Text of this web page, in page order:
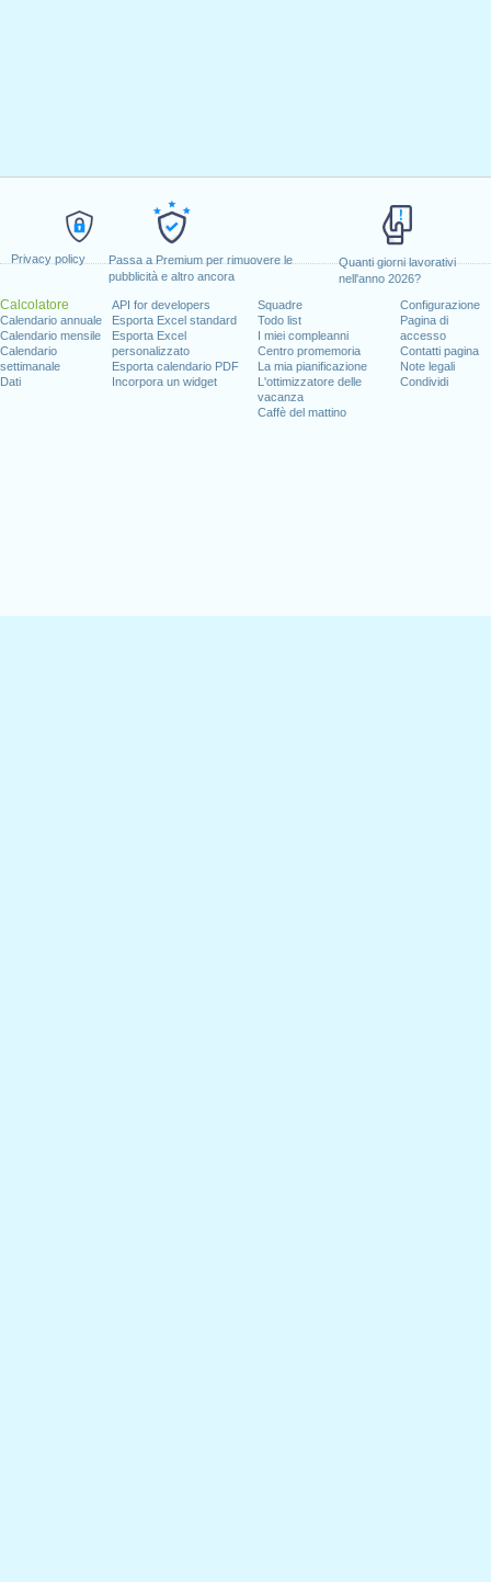
Privacy policy
Passa a Premium per rimuovere le
pubblicità e altro ancora
Quanti giorni lavorativi
nell'anno 2026?
Calcolatore
Calendario annuale
Calendario mensile
Calendario
settimanale
Dati
API for developers
Esporta Excel standard
Esporta Excel
personalizzato
Esporta calendario PDF
Incorpora un widget
Squadre
Todo list
I miei compleanni
Centro promemoria
La mia pianificazione
L'ottimizzatore delle
vacanza
Caffè del mattino
Configurazione
Pagina di
accesso
Contatti pagina
Note legali
Condividi